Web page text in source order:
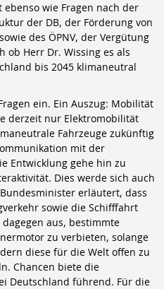
wie Fragen nach der
der DB, der Förderung von
des ÖPNV, der Vergütung
ob Herr Dr. Wissing es als
bis 2045 klimaneutral
ein. Ein Auszug: Mobilität
derzeit nur Elektromobilität
Fahrzeuge zukünftig
mit der
Entwicklung gehe hin zu
Dies werde sich auch
erläutert, dass
sowie die Schifffahrt
aus, bestimmte
zu verbieten, solange
diese für die Welt offen zu
Chancen biete die
Deutschland führend. Für die